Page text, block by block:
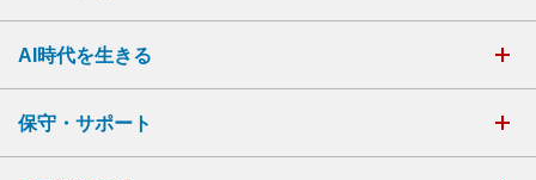
AI時代を生きる
保守・サポート